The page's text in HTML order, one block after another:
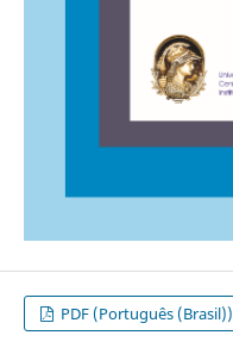
PDF (Português (Brasil))